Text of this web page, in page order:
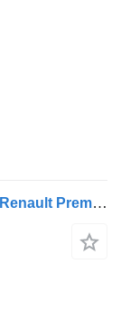
Hlavní brzdový válec pro nákladní auta Renault Premium